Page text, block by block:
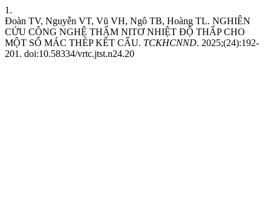
1.
Đoàn TV, Nguyễn VT, Vũ VH, Ngô TB, Hoàng TL. NGHIÊN
CỨU CÔNG NGHỆ THẤM NITƠ NHIỆT ĐỘ THẤP CHO
MỘT SỐ MÁC THÉP KẾT CẤU. TCKHCNND. 2025;(24):192-
201. doi:10.58334/vrtc.jtst.n24.20